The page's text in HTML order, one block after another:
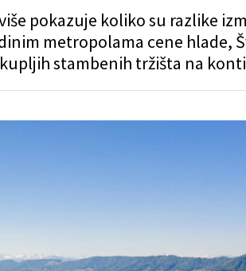
pokazuje koliko su razlike
metropolama cene hlade,
stambenih tržišta na